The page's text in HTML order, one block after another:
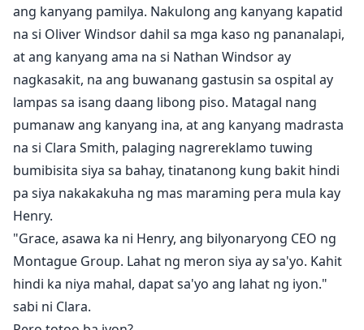
ang kanyang pamilya. Nakulong ang kanyang kapatid
na si Oliver Windsor dahil sa mga kaso ng pananalapi,
at ang kanyang ama na si Nathan Windsor ay
nagkasakit, na ang buwanang gastusin sa ospital ay
lampas sa isang daang libong piso. Matagal nang
pumanaw ang kanyang ina, at ang kanyang madrasta
na si Clara Smith, palaging nagrereklamo tuwing
bumibisita siya sa bahay, tinatanong kung bakit hindi
pa siya nakakakuha ng mas maraming pera mula kay
Henry.
"Grace, asawa ka ni Henry, ang bilyonaryong CEO ng
Montague Group. Lahat ng meron siya ay sa'yo. Kahit
hindi ka niya mahal, dapat sa'yo ang lahat ng iyon."
sabi ni Clara.